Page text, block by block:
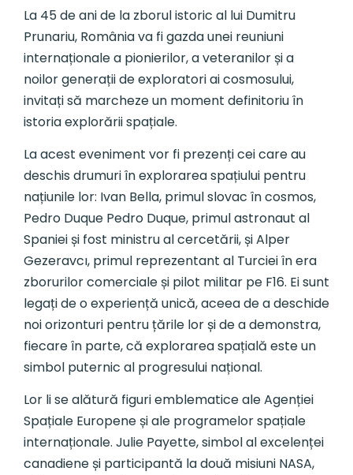
La 45 de ani de la zborul istoric al lui Dumitru
Prunariu, România va fi gazda unei reuniuni
internaționale a pionierilor, a veteranilor și a
noilor generații de exploratori ai cosmosului,
invitați să marcheze un moment definitoriu în
istoria explorării spațiale.
La acest eveniment vor fi prezenți cei care au
deschis drumuri în explorarea spațiului pentru
națiunile lor: Ivan Bella, primul slovac în cosmos,
Pedro Duque Pedro Duque, primul astronaut al
Spaniei și fost ministru al cercetării, și Alper
Gezeravcı, primul reprezentant al Turciei în era
zborurilor comerciale și pilot militar pe F16. Ei sunt
legați de o experiență unică, aceea de a deschide
noi orizonturi pentru țările lor și de a demonstra,
fiecare în parte, că explorarea spațială este un
simbol puternic al progresului național.
Lor li se alătură figuri emblematice ale Agenției
Spațiale Europene și ale programelor spațiale
internaționale. Julie Payette, simbol al excelenței
canadiene și participantă la două misiuni NASA,